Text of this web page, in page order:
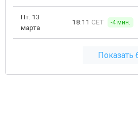
Пт. 13
марта
18:11 CET -4 мин.
Показать